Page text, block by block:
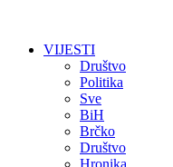
VIJESTI
Društvo
Politika
Sve
BiH
Brčko
Društvo
Hronika